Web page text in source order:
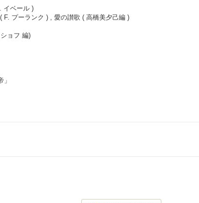
イベール )
F. プーランク ) , 愛の讃歌 ( 高橋美夕己編 )
ョフ 編)